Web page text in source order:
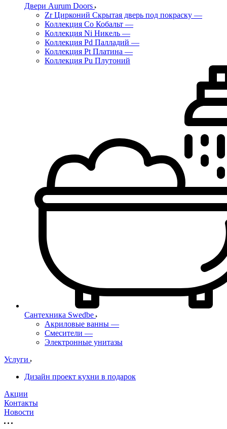
Двери Aurum Doors
Zr Цирконий Скрытая дверь под покраску —
Коллекция Co Кобальт —
Коллекция Ni Никель —
Коллекция Pd Палладий —
Коллекция Pt Платина —
Коллекция Pu Плутоний
Сантехника Swedbe
Акриловые ванны —
Смесители —
Электронные унитазы
Услуги
Дизайн проект кухни в подарок
Акции
Контакты
Новости